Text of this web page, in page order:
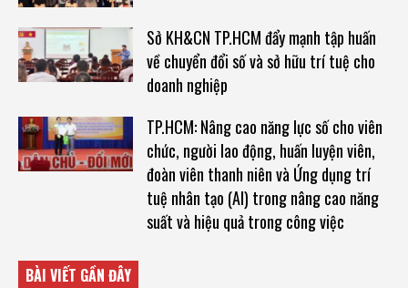
Sở KH&CN TP.HCM đẩy mạnh tập huấn
về chuyển đổi số và sở hữu trí tuệ cho
doanh nghiệp
TP.HCM: Nâng cao năng lực số cho viên
chức, người lao động, huấn luyện viên,
đoàn viên thanh niên và Ứng dụng trí
tuệ nhân tạo (AI) trong nâng cao năng
suất và hiệu quả trong công việc
BÀI VIẾT GẦN ĐÂY